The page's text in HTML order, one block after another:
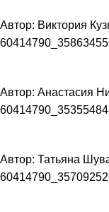
Автор: Виктория
Автор: Анастасия
Автор: Татьяна